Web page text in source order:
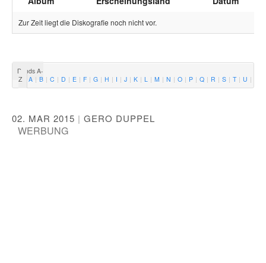
Zur Zeit liegt die Diskografie noch nicht vor.
Bands A-
Z
A B C D E F G H I J K L M N O P Q R S T U
02. MAR 2015 | GERO DUPPEL
WERBUNG